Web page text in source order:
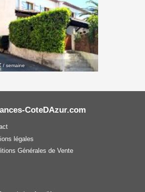
/ semaine
CoteDAzur.com
légales
Générales de Vente